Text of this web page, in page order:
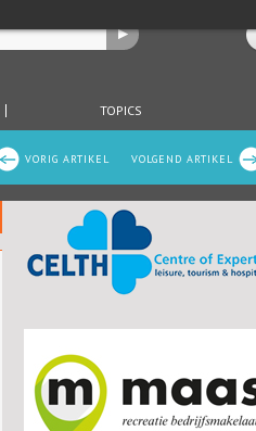
TOPICS
VOLGEND ARTIKEL
VORIG ARTIKEL